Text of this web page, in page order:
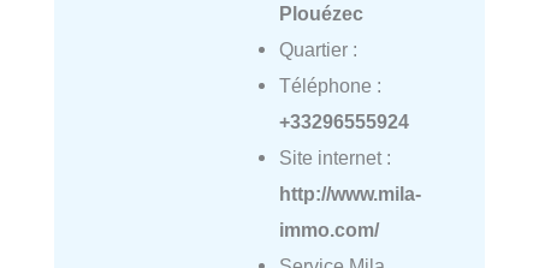
Plouézec
Quartier :
Téléphone :
+33296555924
Site internet :
http://www.mila-
immo.com/